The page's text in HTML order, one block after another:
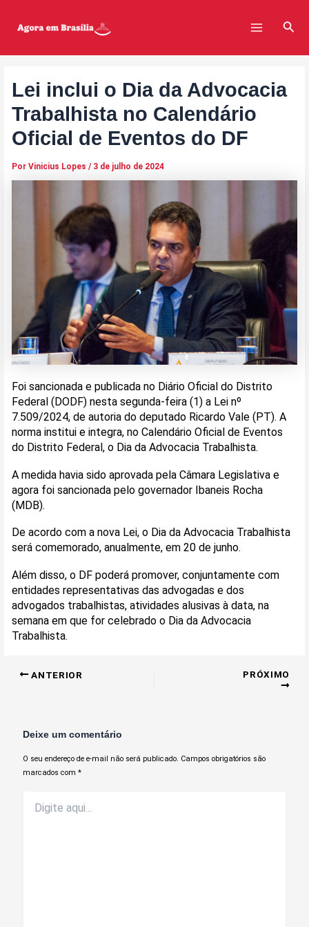
Menu
Lei inclui o Dia da Advocacia
Trabalhista no Calendário
Oficial de Eventos do DF
Por Vinicius Lopes / 3 de julho de 2024
Foi sancionada e publicada no Diário Oficial do Distrito
Federal (DODF) nesta segunda-feira (1) a Lei nº
7.509/2024, de autoria do deputado Ricardo Vale (PT). A
norma institui e integra, no Calendário Oficial de Eventos
do Distrito Federal, o Dia da Advocacia Trabalhista.
A medida havia sido aprovada pela Câmara Legislativa e
agora foi sancionada pelo governador Ibaneis Rocha
(MDB).
De acordo com a nova Lei, o Dia da Advocacia Trabalhista
será comemorado, anualmente, em 20 de junho.
Além disso, o DF poderá promover, conjuntamente com
entidades representativas das advogadas e dos
advogados trabalhistas, atividades alusivas à data, na
semana em que for celebrado o Dia da Advocacia
Trabalhista.
ANTERIOR PRÓXIMO
Deixe um comentário
O seu endereço de e-mail não será publicado. Campos obrigatórios são
marcados com*
aqui...